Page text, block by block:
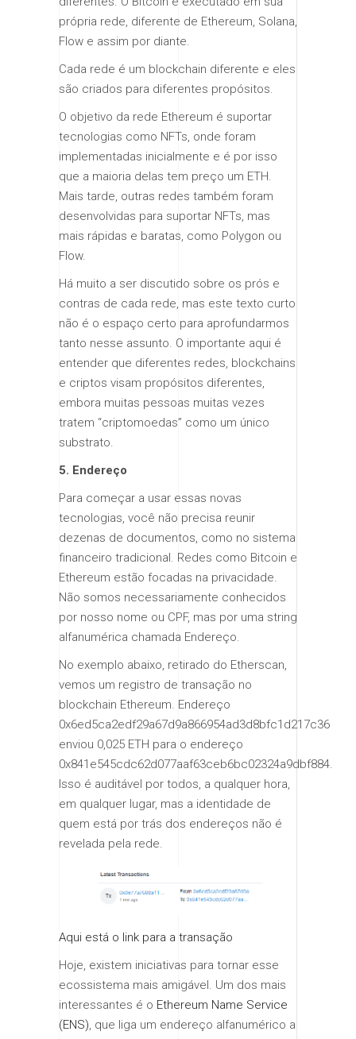
própria rede, diferente de Ethereum, Solana,
Flow e assim por diante.
Cada rede é um blockchain diferente e eles
são criados para diferentes propósitos.
O objetivo da rede Ethereum é suportar
tecnologias como NFTs, onde foram
implementadas inicialmente e é por isso
que a maioria delas tem preço um ETH.
Mais tarde, outras redes também foram
desenvolvidas para suportar NFTs, mas
mais rápidas e baratas, como Polygon ou
Flow.
Há muito a ser discutido sobre os prós e
contras de cada rede, mas este texto curto
não é o espaço certo para aprofundarmos
tanto nesse assunto. O importante aqui é
entender que diferentes redes, blockchains
e criptos visam propósitos diferentes,
embora muitas pessoas muitas vezes
tratem “criptomoedas” como um único
substrato.
5. Endereço
Para começar a usar essas novas
tecnologias, você não precisa reunir
dezenas de documentos, como no sistema
financeiro tradicional. Redes como Bitcoin e
Ethereum estão focadas na privacidade.
Não somos necessariamente conhecidos
por nosso nome ou CPF, mas por uma string
alfanumérica chamada Endereço.
No exemplo abaixo, retirado do Etherscan,
vemos um registro de transação no
blockchain Ethereum. Endereço
0x6ed5ca2edf29a67d9a866954ad3d8bfc1d217c36
enviou 0,025 ETH para o endereço
0x841e545cdc62d077aaf63ceb6bc02324a9dbf884.
Isso é auditável por todos, a qualquer hora,
em qualquer lugar, mas a identidade de
quem está por trás dos endereços não é
revelada pela rede.
Aqui está o link para a transação
Hoje, existem iniciativas para tornar esse
ecossistema mais amigável. Um dos mais
interessantes é o Ethereum Name Service
(ENS), que liga um endereço alfanumérico a